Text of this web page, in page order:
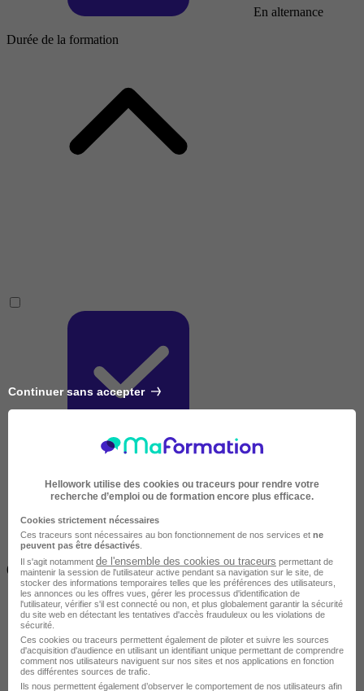
En alternance
Durée de la formation
(14h)
Continuer sans accepter
Hellowork utilise des cookies ou traceurs pour rendre votre
recherche d’emploi ou de formation encore plus efficace.
Cookies strictement nécessaires
Ces traceurs sont nécessaires au bon fonctionnement de nos services et ne
peuvent pas être désactivés
Il s'agit notamment de l'ensemble des cookies ou traceurs permettant de
maintenir la session de l'utilisateur active pendant sa navigation sur le site, de
stocker des informations temporaires telles que les préférences des utilisateurs,
les annonces ou les offres vues, gérer les processus d'identification de
l'utilisateur, vérifier s'il est connecté ou non, et plus globalement garantir la sécurité
du site web en détectant les tentatives d'accès frauduleux ou les violations de
sécurité.
Ces cookies ou traceurs permettent également de piloter et suivre les sources
d'acquisition d'audience en utilisant un identifiant unique permettant de comprendre
comment nos utilisateurs naviguent sur nos sites et nos applications en fonction
des différentes sources de trafic.
Ils nous permettent également d’observer le comportement de nos utilisateurs afin